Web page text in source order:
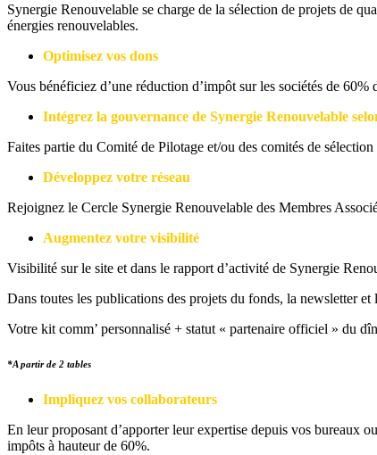
Synergie Renouvelable se charge de la sélection de projets de
énergies renouvelables.
Optimisez vos dons
Vous bénéficiez d’une réduction d’impôt sur les sociétés de
Intégrez la gouvernance de Synergie Renouvelable
Faites partie du Comité de Pilotage et/ou des comités de sélection
Développez votre réseau
Rejoignez le Cercle Synergie Renouvelable des Membres
Augmentez votre visibilité
Visibilité sur le site et dans le rapport d’activité de Synergie
Dans toutes les publications des projets du fonds, la newsletter et
Votre kit comm’ personnalisé + statut « partenaire officiel » du
*A partir de 2 tables
Impliquez vos collaborateurs
En leur proposant d’apporter leur expertise depuis vos bureaux
impôts à hauteur de 60%.